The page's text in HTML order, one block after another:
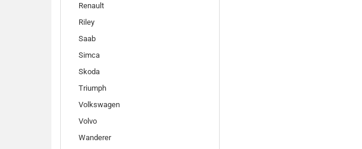
Renault
Riley
Saab
Simca
Skoda
Triumph
Volkswagen
Volvo
Wanderer